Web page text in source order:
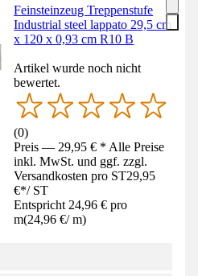
Feinsteinzeug Treppenstufe
Industrial steel lappato 29,5 cm
x 120 x 0,93 cm R10 B
Artikel wurde noch nicht
bewertet.
(0)
Preis — 29,95 € * Alle Preise
inkl. MwSt. und ggf. zzgl.
Versandkosten pro ST29,95
€*/ ST
Entspricht 24,96 € pro
m(24,96 €/ m)